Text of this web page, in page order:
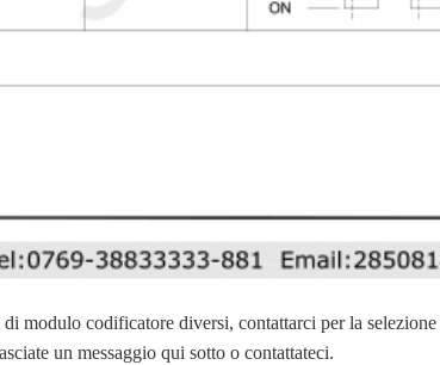
modulo codificatore diversi, contattarci per la selezione
un messaggio qui sotto o contattateci.